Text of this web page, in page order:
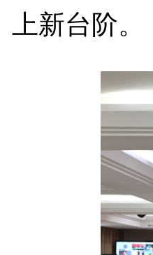
上新台阶。